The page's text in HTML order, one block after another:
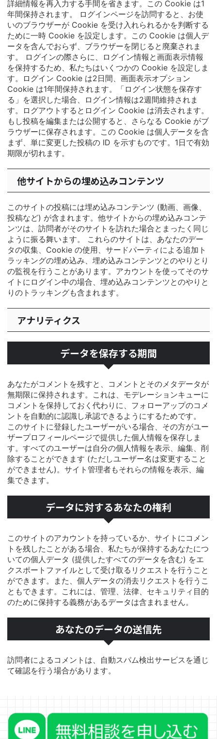
詳細情報を再入力する手間を省きます。この Cookie は1
年間保持されます。
ログインページを訪問すると、お使
いのブラウザーが Cookie を受け入れられるかを判断する
ために一時 Cookie を設定します。この Cookie は個人デ
ータを含んでおらず、ブラウザーを閉じると廃棄されま
す。
ログインの際さらに、ログイン情報と画面表示情報
を保持するため、私たちはいくつかの Cookie を設定しま
す。ログイン Cookie は2日間、画面表示オプション
Cookie は1年間保持されます。「ログイン状態を保存す
る」を選択した場合、ログイン情報は2週間維持されま
す。ログアウトするとログイン Cookie は消去されます。
もし投稿を編集または公開すると、さらなる Cookie がブ
ラウザーに保存されます。この Cookie は個人データを含
まず、単に変更した投稿の ID を示すものです。1日で有効
期限が切れます。
他サイトからの埋め込みコンテンツ
このサイトの投稿には埋め込みコンテンツ (動画、画像、
投稿など) が含まれます。他サイトからの埋め込みコンテ
ンツは、訪問者がそのサイトを訪れた場合とまったく同じ
ように振る舞います。 これらのサイトは、あなたのデー
タの収集、Cookie の使用、サードパーティによる追加ト
ラッキングの埋め込み、埋め込みコンテンツとのやりとり
の監視を行うことがあります。アカウントを使ってそのサ
イトにログイン中の場合、埋め込みコンテンツとのやりと
りのトラッキングも含まれます。
アナリティクス
データを保存する期間
あなたがコメントを残すと、コメントとそのメタデータが
無期限に保持されます。これは、モデレーションキューに
コメントを保持しておく代わりに、フォローアップのコメ
ントを自動的に認識し承認できるようにするためです。
このサイトに登録したユーザーがいる場合、その方がユー
ザープロフィールページで提供した個人情報を保存しま
す。すべてのユーザーは自分の個人情報を表示、編集、削
除することができます (ただしユーザー名は変更すること
ができません)。サイト管理者もそれらの情報を表示、編
集できます。
データに対するあなたの権利
このサイトのアカウントを持っているか、サイトにコメン
トを残したことがある場合、私たちが保持するあなたにつ
いての個人データ (提供したすべてのデータを含む) をエ
クスポートファイルとして受け取るリクエストを行うこと
ができます。また、個人データの消去リクエストを行うこ
ともできます。これには、管理、法律、セキュリティ目的
のために保持する義務があるデータは含まれません。
あなたのデータの送信先
訪問者によるコメントは、自動スパム検出サービスを通じ
て確認を行う場合があります。